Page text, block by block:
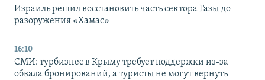
Израиль решил восстановить часть сектора Газы до
разоружения «Хамас»
16:10
СМИ: турбизнес в Крыму требует поддержки из-за
обвала бронирований, а туристы не могут вернуть